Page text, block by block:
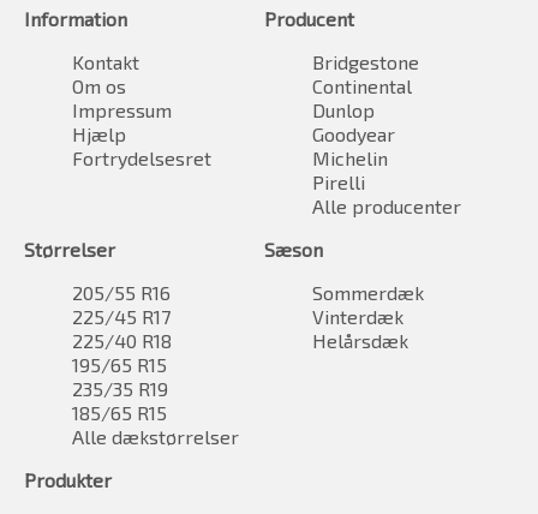
Information
Kontakt
Om os
Impressum
Hjælp
Fortrydelsesret
Producent
Bridgestone
Continental
Dunlop
Goodyear
Michelin
Pirelli
Alle producenter
Størrelser
205/55 R16
225/45 R17
225/40 R18
195/65 R15
235/35 R19
185/65 R15
Alle dækstørrelser
Sæson
Sommerdæk
Vinterdæk
Helårsdæk
Produkter